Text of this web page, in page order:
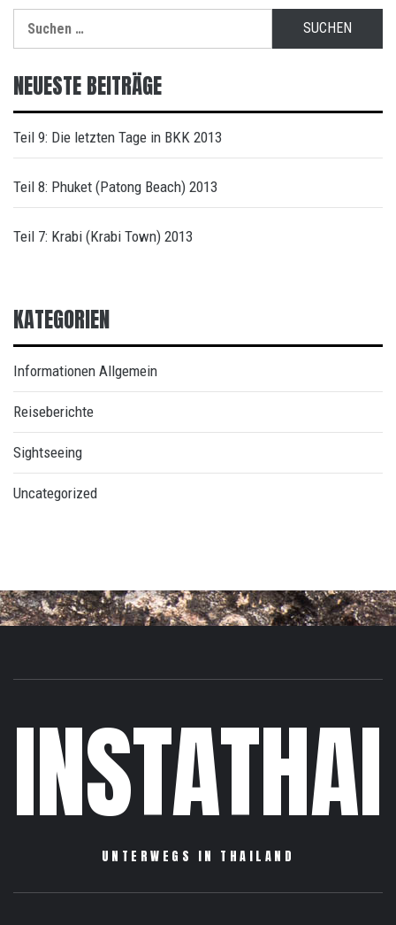
nach:
NEUESTE BEITRÄGE
Teil 9: Die letzten Tage in BKK 2013
Teil 8: Phuket (Patong Beach) 2013
Teil 7: Krabi (Krabi Town) 2013
KATEGORIEN
Informationen Allgemein
Reiseberichte
Sightseeing
Uncategorized
INSTATHAI
UNTERWEGS IN THAILAND